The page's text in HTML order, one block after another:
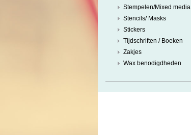
Stempelen/Mixed media
Stencils/ Masks
Stickers
Tijdschriften / Boeken
Zakjes
Wax benodigdheden